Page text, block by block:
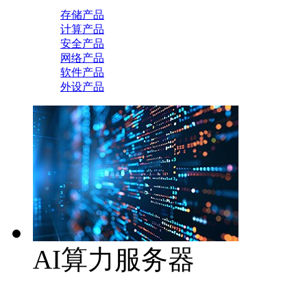
存储产品
计算产品
安全产品
网络产品
软件产品
外设产品
AI算力服务器